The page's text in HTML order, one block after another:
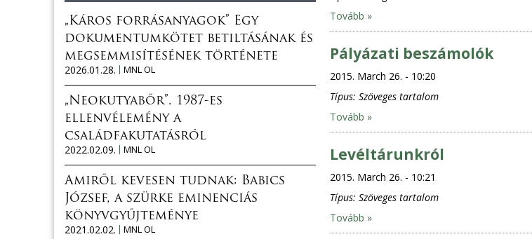
Tovább »
Pályázati beszámolók
2015. March 26. - 10:20
Típus: Szöveges tartalom
Tovább »
Levéltárunkról
2015. March 26. - 10:21
Típus: Szöveges tartalom
Tovább »
„Káros forrásanyagok” Egy
dokumentumkötet betiltásának és
megsemmisítésének története
2026.01.28.
MNL OL
„Neokutyabőr”. 1987-es
ellenvélemény a
családfakutatásról
2022.02.09.
MNL OL
Amiről kevesen tudnak: Babics
József, a szürke eminenciás
könyvgyűjteménye
2021.02.02.
MNL OL